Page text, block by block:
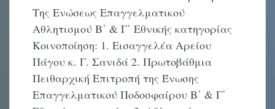
Της Ενώσεως Επαγγελματικού
Αθλητισμού Β΄ & Γ΄ Εθνικής κατηγορίας
Κοινοποίηση: 1. Εισαγγελέα Αρείου
Πάγου κ. Γ. Σανιδά 2. Πρωτοβάθμια
Πειθαρχική Επιτροπή της Ένωσης
Επαγγελματικού Ποδοσφαίρου Β΄ & Γ΄